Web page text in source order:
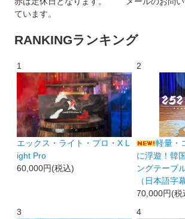
ています。
RANKINGランキング
1
エックス・ライト・プロ・X L
ight Pro
60,000円(税込)
2
軽量・
に浮遊！韓
ングテーブ
（日本語字
70,000円(税
3
4